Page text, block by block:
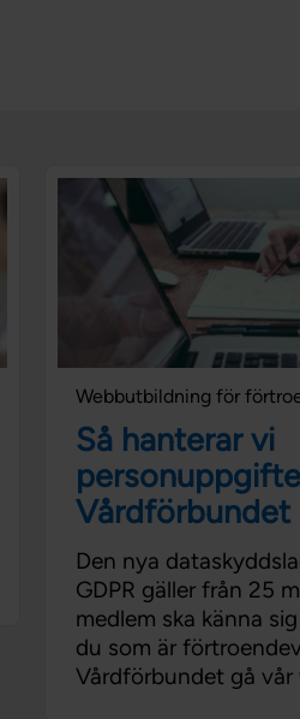
Webbutbildning för
Så hanterar vi
Vårdförbundet
Den nya
GDPR gäller från 25
medlem ska känna
du som är
Vårdförbundet gå